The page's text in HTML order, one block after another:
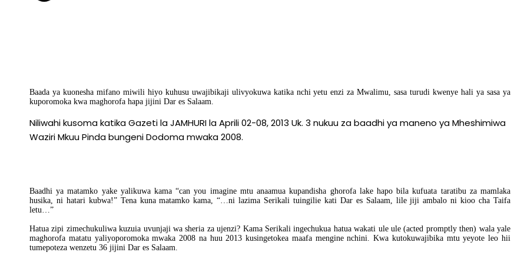
Baada ya kuonesha mifano miwili hiyo kuhusu uwajibikaji ulivyokuwa katika nchi yetu enzi za Mwalimu, sasa turudi kwenye hali ya sasa ya
kuporomoka kwa maghorofa hapa jijini Dar es Salaam.
Niliwahi kusoma katika Gazeti la JAMHURI la Aprili 02-08, 2013 Uk. 3 nukuu za baadhi ya maneno ya Mheshimiwa
Waziri Mkuu Pinda bungeni Dodoma mwaka 2008.
Baadhi ya matamko yake yalikuwa kama “can you imagine mtu anaamua kupandisha ghorofa lake hapo bila kufuata taratibu za mamlaka
husika, ni hatari kubwa!” Tena kuna matamko kama, “…ni lazima Serikali tuingilie kati Dar es Salaam, lile jiji ambalo ni kioo cha Taifa
letu…”
Hatua zipi zimechukuliwa kuzuia uvunjaji wa sheria za ujenzi? Kama Serikali ingechukua hatua wakati ule ule (acted promptly then) wala yale
maghorofa matatu yaliyoporomoka mwaka 2008 na huu 2013 kusingetokea maafa mengine nchini. Kwa kutokuwajibika mtu yeyote leo hii
tumepoteza wenzetu 36 jijini Dar es Salaam.